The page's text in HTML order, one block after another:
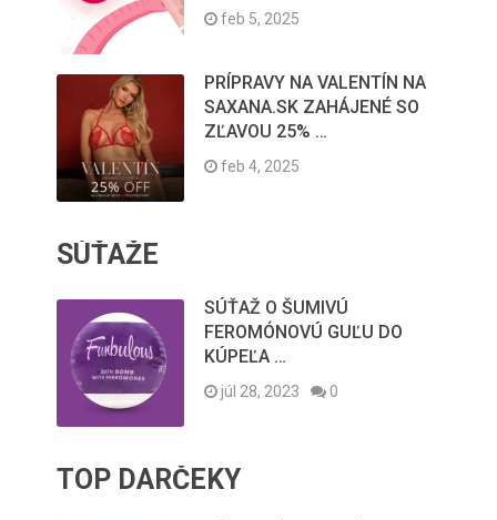
feb 5, 2025
PRÍPRAVY NA VALENTÍN NA
SAXANA.SK ZAHÁJENÉ SO
ZĽAVOU 25% …
feb 4, 2025
SÚŤAŽE
SÚŤAŽ O ŠUMIVÚ
FEROMÓNOVÚ GUĽU DO
KÚPEĽA …
júl 28, 2023 0
TOP DARČEKY